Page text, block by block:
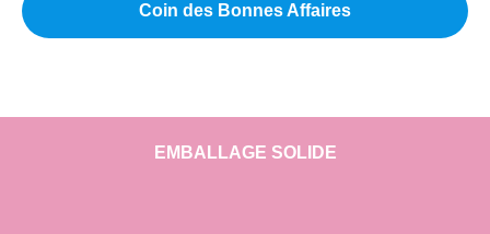
Coin des Bonnes Affaires
EMBALLAGE SOLIDE